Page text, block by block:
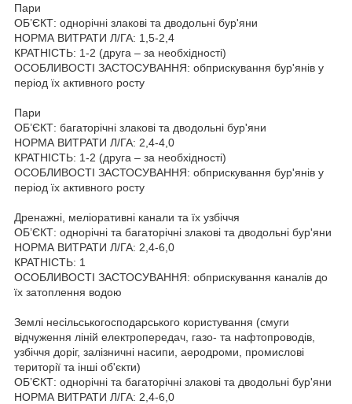
Пари
ОБ’ЄКТ: однорічні злакові та дводольні бур'яни
НОРМА ВИТРАТИ Л/ГА: 1,5-2,4
КРАТНІСТЬ: 1-2 (друга – за необхідності)
ОСОБЛИВОСТІ ЗАСТОСУВАННЯ: обприскування бур'янів у
період їх активного росту
Пари
ОБ’ЄКТ: багаторічні злакові та дводольні бур'яни
НОРМА ВИТРАТИ Л/ГА: 2,4-4,0
КРАТНІСТЬ: 1-2 (друга – за необхідності)
ОСОБЛИВОСТІ ЗАСТОСУВАННЯ: обприскування бур'янів у
період їх активного росту
Дренажні, меліоративні канали та їх узбіччя
ОБ’ЄКТ: однорічні та багаторічні злакові та дводольні бур'яни
НОРМА ВИТРАТИ Л/ГА: 2,4-6,0
КРАТНІСТЬ: 1
ОСОБЛИВОСТІ ЗАСТОСУВАННЯ: обприскування каналів до
їх затоплення водою
Землі несільськогосподарського користування (смуги
відчуження ліній електропередач, газо- та нафтопроводів,
узбіччя доріг, залізничні насипи, аеродроми, промислові
території та інші об'єкти)
ОБ’ЄКТ: однорічні та багаторічні злакові та дводольні бур'яни
НОРМА ВИТРАТИ Л/ГА: 2,4-6,0